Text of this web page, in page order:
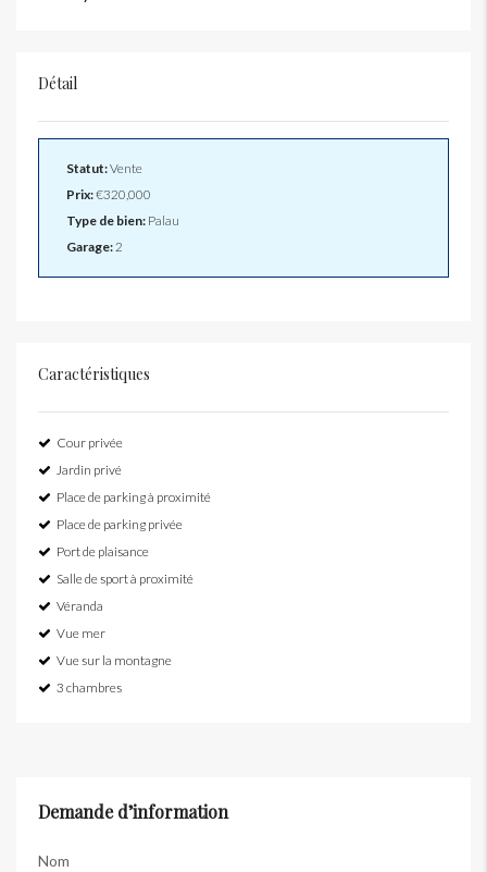
Détail
Statut:Vente
Prix:€320,000
Type de bien: Palau
Garage:2
Caractéristiques
Cour privée
Jardin privé
Place de parking à proximité
Place de parking privée
Port de plaisance
Salle de sport à proximité
Véranda
Vue mer
Vue sur la montagne
3 chambres
Demande d’information
Nom